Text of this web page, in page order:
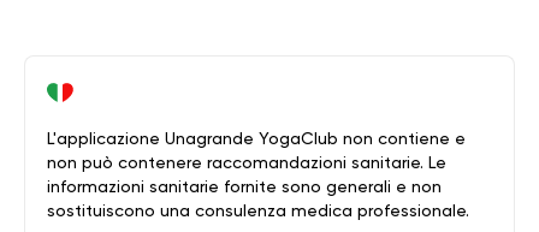
L'applicazione Unagrande YogaClub non contiene e
non può contenere raccomandazioni sanitarie. Le
informazioni sanitarie fornite sono generali e non
sostituiscono una consulenza medica professionale.